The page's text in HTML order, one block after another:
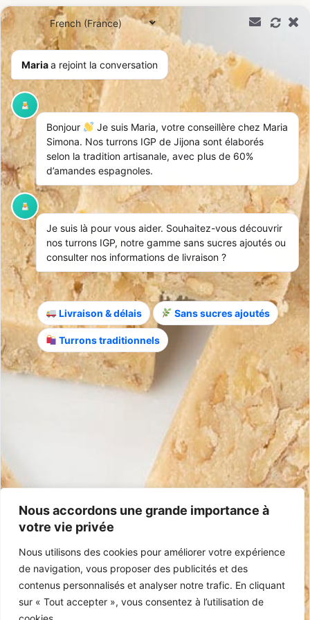
Nous accordons une grande importance à
votre vie privée
Nous utilisons des cookies pour améliorer votre expérience
de navigation, vous proposer des publicités et des
contenus personnalisés et analyser notre trafic. En cliquant
sur « Tout accepter », vous consentez à l’utilisation de
Étiquette :Miele
Recevez nos offres
exclusives
Inscrivez-vous à notre
newsletter pour découvrir nos
nouveautés et promotions.
Maria Simona
Turrons artisanaux fabriqués de façon artisanale, garantis avec
des ingrédients 100% espagnols et naturels.
Infos
Expédition & retours
Satisfait ou remboursé
contacto@mariasimona.com
14 rue Burugoria, 64700 Hendaye (Pays Basque) – France
Certifications
IGP Jijona Sans Gluten 100% Espagnol Sans Huile de Palme
Mariaa rejoint la conversation
Bonjour
Je suis Maria, votre conseillère chez Maria
Simona. Nos turrons IGP de Jijona sont élaborés
selon la tradition artisanale, avec plus de 60%
d’amandes espagnoles.
Je suis là pour vous aider. Souhaitez-vous découvrir
nos turrons IGP, notre gamme sans sucres ajoutés ou
consulter nos informations de livraison ?
Livraison & délais Sans sucres ajoutés
Turrons traditionnels